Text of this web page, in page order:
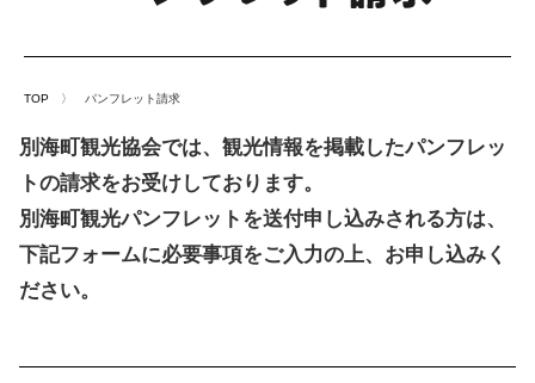
TOP 〉 パンフレット請求
別海町観光協会では、観光情報を掲載したパンフレッ
トの請求をお受けしております。
別海町観光パンフレットを送付申し込みされる方は、
下記フォームに必要事項をご入力の上、お申し込みく
ださい。